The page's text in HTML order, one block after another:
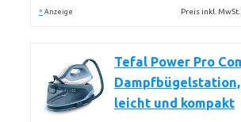
* Anzeige Preis inkl.
Tefal Power Pro
Dampfbügelstation,
leicht und kompakt